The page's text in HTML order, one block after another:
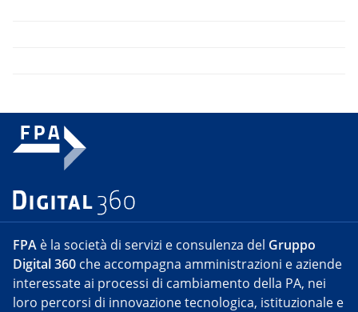
FPA è la società di servizi e consulenza del Gruppo
Digital 360 che accompagna amministrazioni e aziende
interessate ai processi di cambiamento della PA, nei
loro percorsi di innovazione tecnologica, istituzionale e